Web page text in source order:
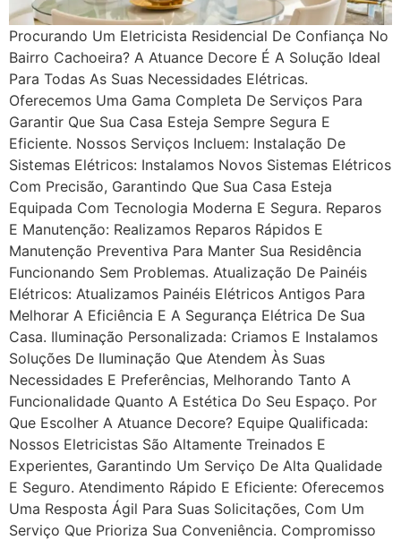
Procurando Um Eletricista Residencial De Confiança No
Bairro Cachoeira? A Atuance Decore É A Solução Ideal
Para Todas As Suas Necessidades Elétricas.
Oferecemos Uma Gama Completa De Serviços Para
Garantir Que Sua Casa Esteja Sempre Segura E
Eficiente. Nossos Serviços Incluem: Instalação De
Sistemas Elétricos: Instalamos Novos Sistemas Elétricos
Com Precisão, Garantindo Que Sua Casa Esteja
Equipada Com Tecnologia Moderna E Segura. Reparos
E Manutenção: Realizamos Reparos Rápidos E
Manutenção Preventiva Para Manter Sua Residência
Funcionando Sem Problemas. Atualização De Painéis
Elétricos: Atualizamos Painéis Elétricos Antigos Para
Melhorar A Eficiência E A Segurança Elétrica De Sua
Casa. Iluminação Personalizada: Criamos E Instalamos
Soluções De Iluminação Que Atendem Às Suas
Necessidades E Preferências, Melhorando Tanto A
Funcionalidade Quanto A Estética Do Seu Espaço. Por
Que Escolher A Atuance Decore? Equipe Qualificada:
Nossos Eletricistas São Altamente Treinados E
Experientes, Garantindo Um Serviço De Alta Qualidade
E Seguro. Atendimento Rápido E Eficiente: Oferecemos
Uma Resposta Ágil Para Suas Solicitações, Com Um
Serviço Que Prioriza Sua Conveniência. Compromisso